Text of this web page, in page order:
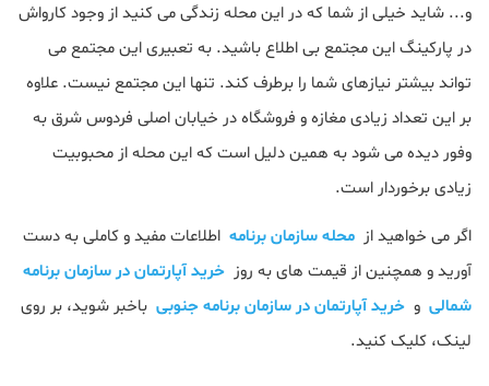
و... شاید خیلی از شما که در این محله زندگی می کنید از وجود کارواش
در پارکینگ این مجتمع بی اطلاع باشید. به تعبیری این مجتمع می
تواند بیشتر نیازهای شما را برطرف کند. تنها این مجتمع نیست. علاوه
بر این تعداد زیادی مغازه و فروشگاه در خیابان اصلی فردوس شرق به
وفور دیده می شود به همین دلیل است که این محله از محبوبیت
زیادی برخوردار است.
اگر می خواهید از محله سازمان برنامه اطلاعات مفید و کاملی به دست
آورید و همچنین از قیمت های به روز خرید آپارتمان در سازمان برنامه
شمالی و خرید آپارتمان در سازمان برنامه جنوبی باخبر شوید، بر روی
لینک، کلیک کنید.